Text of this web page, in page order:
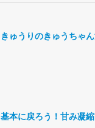
きゅうりのきゅうちゃ
基本に戻ろう！甘み凝縮